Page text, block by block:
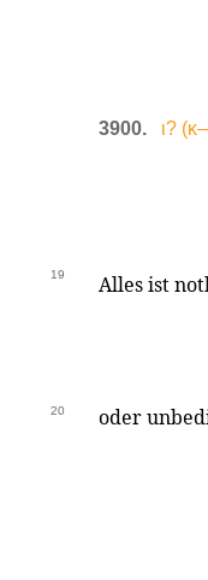
3900. ι?
19 Alles ist
20 oder